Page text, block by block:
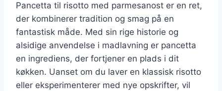
Pancetta til risotto med parmesanost er en ret,
der kombinerer tradition og smag på en
fantastisk måde. Med sin rige historie og
alsidige anvendelse i madlavning er pancetta
en ingrediens, der fortjener en plads i dit
køkken. Uanset om du laver en klassisk risotto
eller eksperimenterer med nye opskrifter, vil